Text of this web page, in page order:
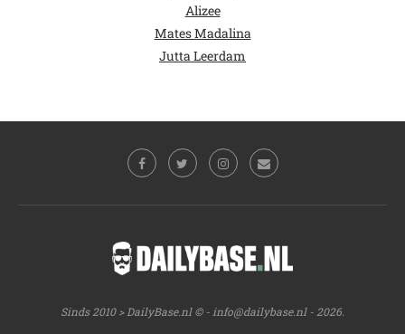
Alizee
Mates Madalina
Jutta Leerdam
Sinds 2010 > DailyBase.nl © - info@dailybase.nl- 2026.